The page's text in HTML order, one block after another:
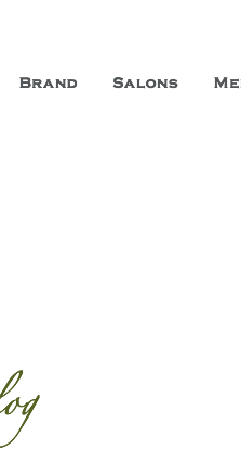
ン ファシオ
サンジェルマン通りに「パリ店
する「本物」の商品・技術・サー